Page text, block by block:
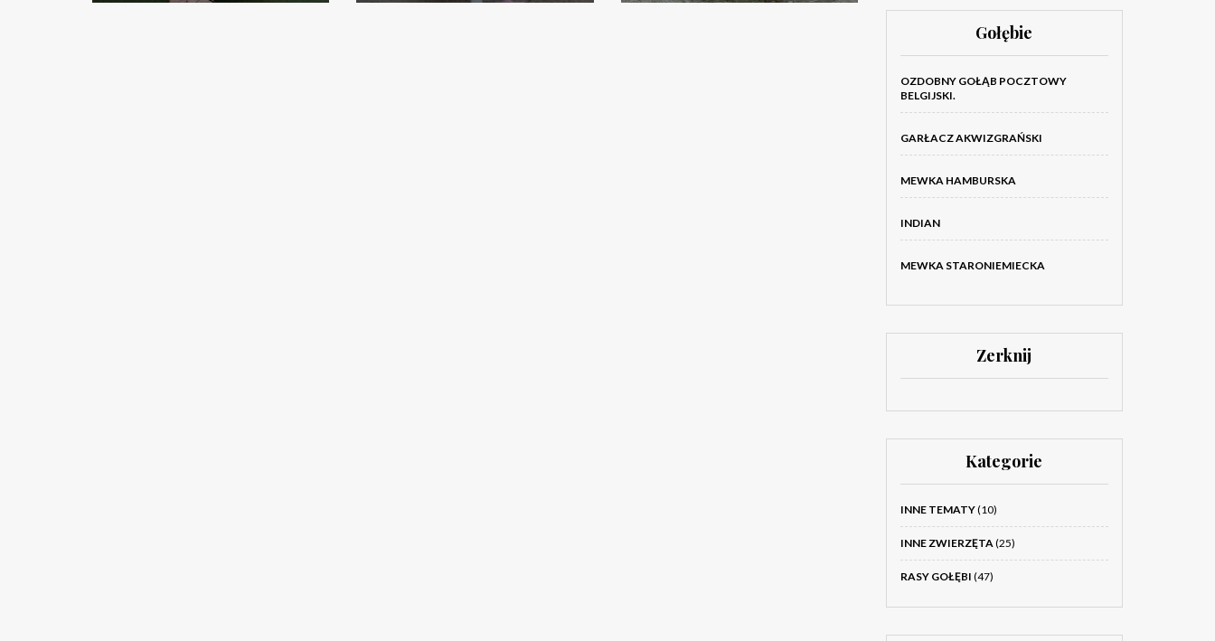
Gołębie
OZDOBNY GOŁĄB POCZTOWY
BELGIJSKI.
GARŁACZ AKWIZGRAŃSKI
MEWKA HAMBURSKA
INDIAN
MEWKA STARONIEMIECKA
Zerknij
Kategorie
INNE TEMATY(10)
INNE ZWIERZĘTA(25)
RASY GOŁĘBI (47)